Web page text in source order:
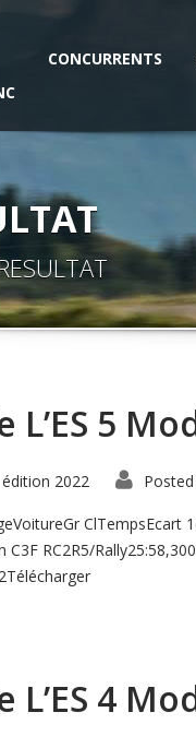
CONCURRENTS
L’ES 5
édition 2022
ClTempsEcart
C3F RC2R5/
L’ES 4